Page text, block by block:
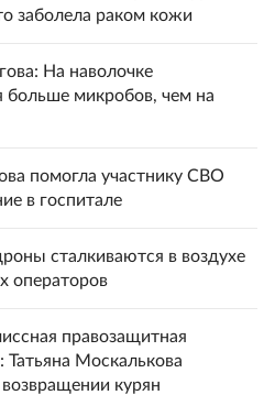
заболела раком кожи
На наволочке
больше микробов, чем на
помогла участнику СВО
в госпитале
сталкиваются в воздухе
операторов
правозащитная
Татьяна Москалькова
возвращении курян